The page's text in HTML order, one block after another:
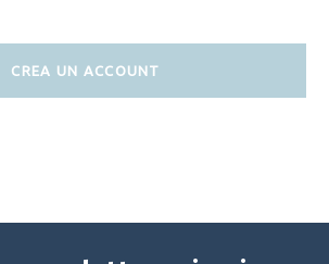
CREA UN ACCOUNT